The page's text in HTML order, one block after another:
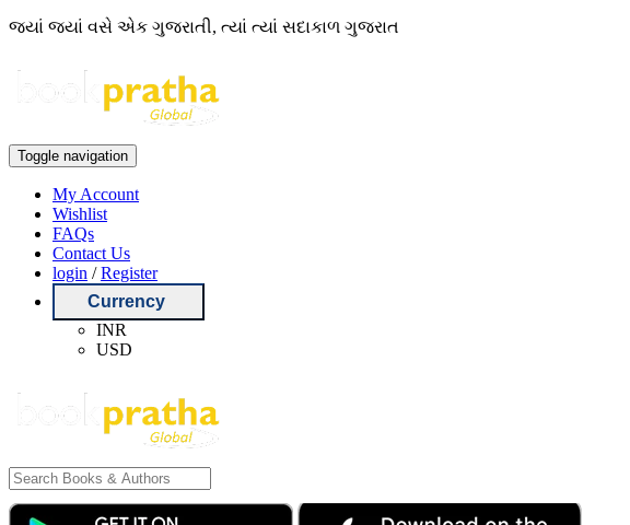
જ્યાં જ્યાં વસે એક ગુજરાતી, ત્યાં ત્યાં સદાકાળ ગુજરાત
Toggle navigation
My Account
Wishlist
FAQs
Contact Us
login /Register
Currency
INR
USD